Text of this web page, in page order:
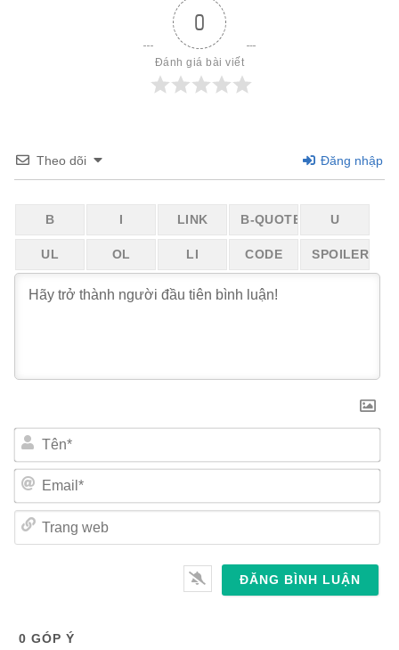
0
Đánh giá bài viết
Theo dõi Đăng nhập
Tên*
Email*
0 GÓP Ý